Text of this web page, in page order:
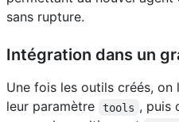
sans rupture.
Intégration dans un
Une fois les outils créés, on
leur paramètre
tools , puis